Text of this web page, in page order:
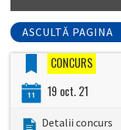
ASCULTĂ PAGINA
CONCURS
19 oct. 21
Detalii concurs